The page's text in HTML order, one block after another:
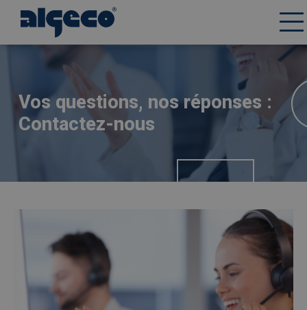
Vos questions, nos réponses :
Contactez-nous